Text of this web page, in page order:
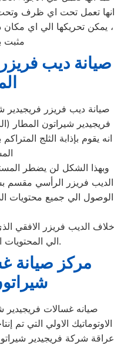
انها تعمل تحت اي ظرف وتحت
، يمكن تحريكها الي اي مكان
مثبت
صيانة ديب
صيانة ديب فريزر فريجيدير
فريجيدير شيراتون المطار
انه يقوم بإذابة الثلج
وبهذا الشكل لن يضطر
الديب فريزر الرأسي
الوصول الي جميع محتويات
خلاف الديب فريزر الافقي
الي المحتويات الموجودة في اسفله.
مركز صيانة
صيانه غسالات فريجيدير
الاوتوماتيك الاولي التي تم
عراقة شركة فريجيدير